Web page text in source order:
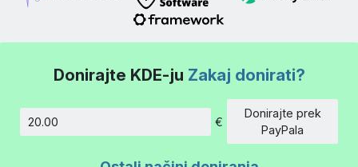
Donirajte KDE-ju Zakaj donirati?
Znesek
€
Donirajte prek
PayPala